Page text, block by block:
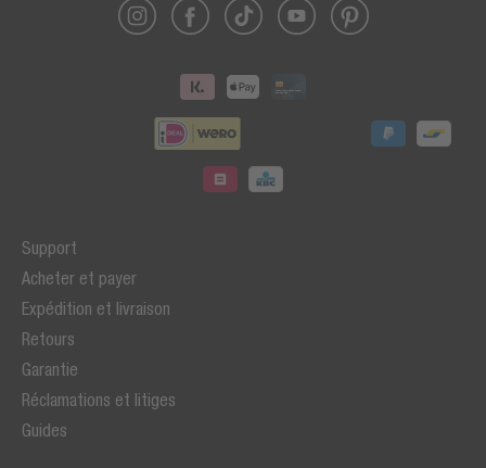
Support
Acheter et payer
Expédition et livraison
Retours
Garantie
Réclamations et litiges
Guides